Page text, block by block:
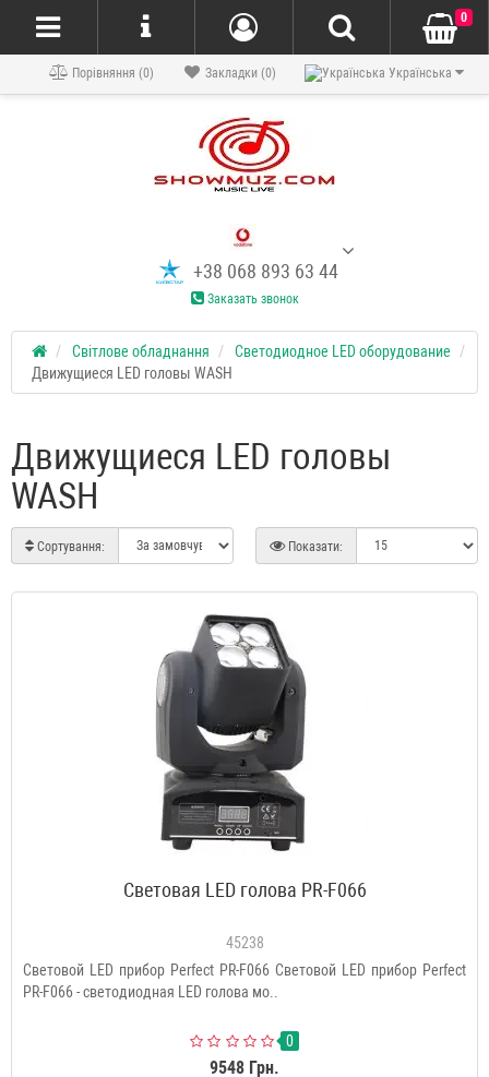
Українська
Закладки (0)
Порівняння (0)
+38 068 893 63 44
Заказать звонок
0
Світлове обладнання
Светодиодное LED оборудование
Движущиеся LED головы WASH
Движущиеся LED головы
WASH
Сортування: Показати:
Световая LED голова PR-F066
45238
Световой LED прибор Perfect PR-F066 Световой LED прибор Perfect
PR-F066 - светодиодная LED голова мо..
0
9548 Грн.